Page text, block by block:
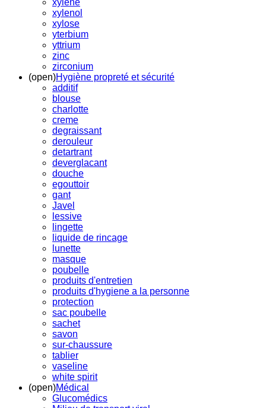
xylenol
xylose
yterbium
yttrium
zinc
zirconium
(open)Hygiène propreté et sécurité
additif
blouse
charlotte
creme
degraissant
derouleur
detartrant
deverglacant
douche
egouttoir
gant
Javel
lessive
lingette
liquide de rincage
lunette
masque
poubelle
produits d'entretien
produits d'hygiene a la personne
protection
sac poubelle
sachet
savon
sur-chaussure
tablier
vaseline
white spirit
(open)Médical
Glucomédics